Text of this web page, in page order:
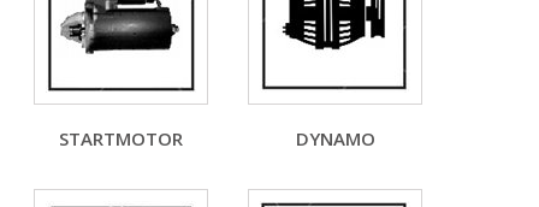
STARTMOTOR DYNAMO